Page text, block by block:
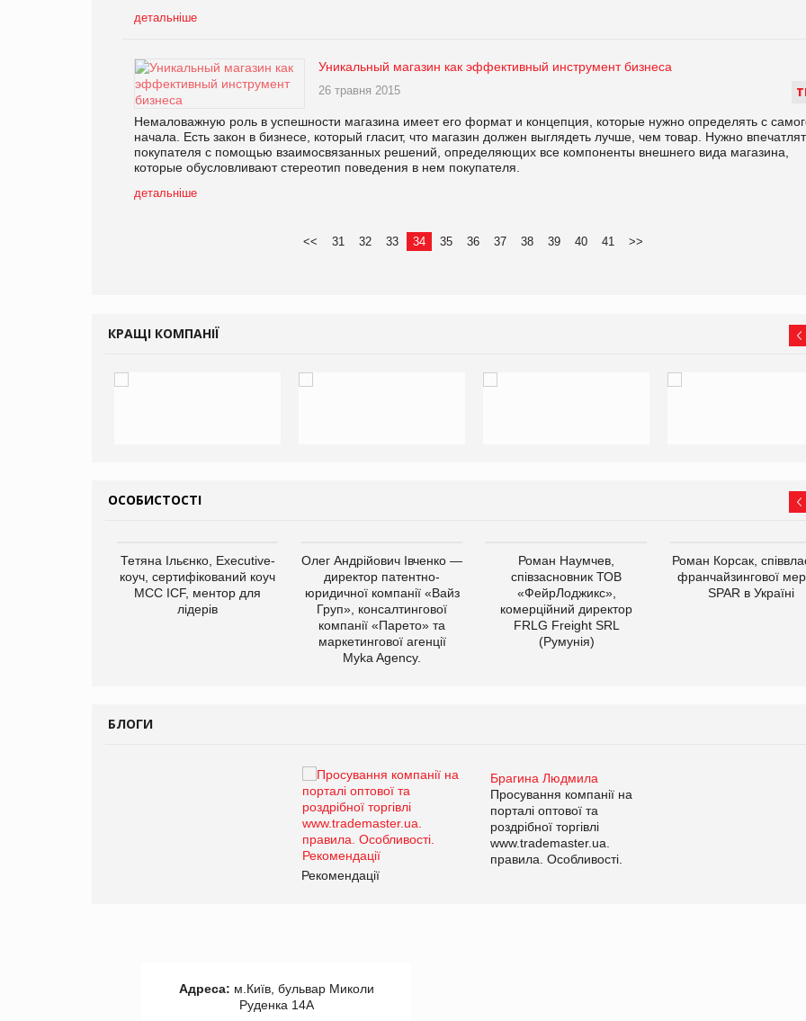
детальніше
Т
Уникальный магазин как эффективный инструмент бизнеса
26 травня 2015
Немаловажную роль в успешности магазина имеет его формат и концепция, которые нужно определять с
начала. Есть закон в бизнесе, который гласит, что магазин должен выглядеть лучше, чем товар. Нужно
покупателя с помощью взаимосвязанных решений, определяющих все компоненты внешнего вида магазина,
которые обусловливают стереотип поведения в нем покупателя.
детальніше
<< 31 32 33 34 35 36 37 38 39 40 41 >>
КРАЩІ КОМПАНІЇ
ОСОБИСТОСТІ
Тетяна Ільєнко, Executive-
коуч, сертифікований коуч
МСС ICF, ментор для
лідерів
Олег Андрійович Івченко —
директор патентно-
юридичної компанії «Вайз
Груп», консалтингової
компанії «Парето» та
маркетингової агенції
Myka Agency.
Роман Наумчев,
співзасновник ТОВ
«ФейрЛоджикс»,
комерційний директор
FRLG Freight SRL
(Румунія)
Роман Корсак,
франчайзингової
SPAR в Україні
БЛОГИ
Брагина Людмила
Просування компанії на
порталі оптової та
роздрібної торгівлі
www.trademaster.ua.
правила. Особливості.
Рекомендації
Адреса: м.Київ, бульвар Миколи
Руденка 14А